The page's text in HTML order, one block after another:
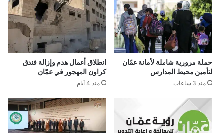
حملة مرورية شاملة لأمانة عمّان
لتأمين محيط المدارس
منذ 3 ساعات
انطلاق أعمال هدم وإزالة فندق
كراون المهجور في عمّان
منذ 4 أيام